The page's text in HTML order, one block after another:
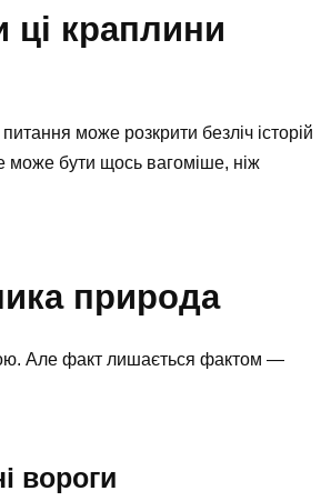
ці краплини
може розкрити безліч історій
може бути щось вагоміше, ніж
природа
Але факт лишається фактом —
вороги